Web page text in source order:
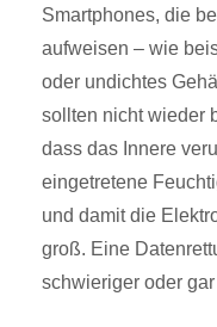
Smartphones, die
aufweisen – wie
oder undichtes
sollten nicht wieder
dass das Innere
eingetretene
und damit die
groß. Eine
schwieriger oder